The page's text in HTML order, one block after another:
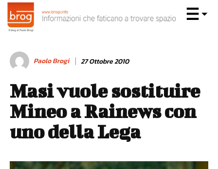
Paolo Brogi 27 Ottobre 2010
Masi vuole sostituire
Mineo a Rainews con
uno della Lega